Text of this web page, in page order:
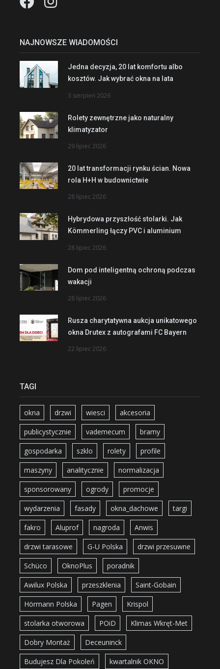
NAJNOWSZE WIADOMOŚCI
Jedna decyzja, 20 lat komfortu albo
kosztów. Jak wybrać okna na lata
3 sierpień 2026
Rolety zewnętrzne jako naturalny
klimatyzator
29 lipiec 2026
20 lat transformacji rynku ścian. Nowa
rola H+H w budownictwie
28 lipiec 2026
Hybrydowa przyszłość stolarki. Jak
Kömmerling łączy PVC i aluminium
28 lipiec 2026
Dom pod inteligentną ochroną podczas
wakacji
28 lipiec 2026
Rusza charytatywna aukcja unikatowego
okna Drutex z autografami FC Bayern
22 lipiec 2026
TAGI
okna drzwi wiesci akcesoria
publicystycznie vademecum bramy
gospodarka szklo rolety profile
maszyny analitycznie normalizacja
sponsorowany ogrody promocje
wydarzenia fasady okna_dachowe targi
fakro Aluprof nagroda Anwis
drzwi tarasowe G-U Polska drzwi przesuwne
Schüco OknoPlus poradnik
Awilux Polska przeszklenia Saint-Gobain
Hörmann Polska Pagen Krispol
stolarka otworowa POiD Klimas Wkręt-Met
Dobry Montaż Deceuninck
Budujesz Dla Pokoleń kwartalnik OKNO